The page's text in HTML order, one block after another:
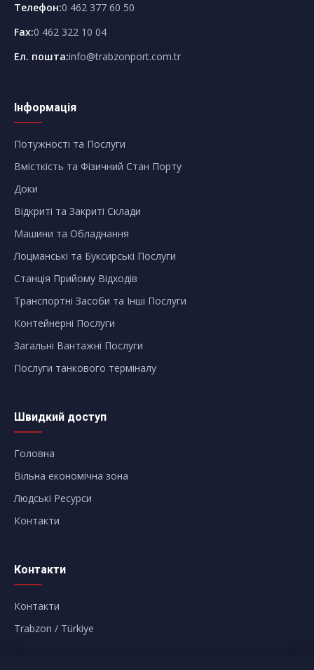
Телефон:0 462 377 60 50
Fax:0 462 322 10 04
Ел. пошта:info@trabzonport.com.tr
Інформація
Потужності та Послуги
Вмісткість та Фізичний Стан Порту
Доки
Відкриті та Закриті Склади
Машини та Обладнання
Лоцманські та Буксирські Послуги
Станція Прийому Відходів
Транспортні Засоби та Інші Послуги
Контейнерні Послуги
Загальні Вантажні Послуги
Послуги танкового терміналу
Швидкий доступ
Головна
Вільна економічна зона
Людські Ресурси
Контакти
Контакти
Контакти
Trabzon / Türkiye